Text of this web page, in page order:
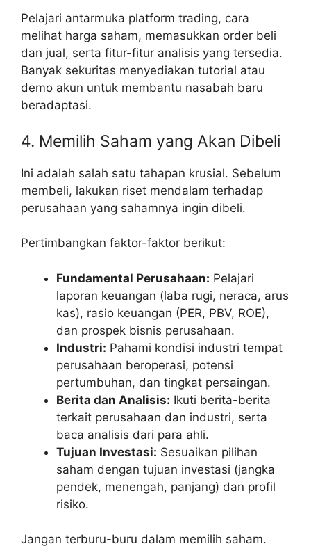
Pelajari antarmuka platform trading, cara
melihat harga saham, memasukkan order beli
dan jual, serta fitur-fitur analisis yang tersedia.
Banyak sekuritas menyediakan tutorial atau
demo akun untuk membantu nasabah baru
beradaptasi.
4. Memilih Saham yang Akan Dibeli
Ini adalah salah satu tahapan krusial. Sebelum
membeli, lakukan riset mendalam terhadap
perusahaan yang sahamnya ingin dibeli.
Pertimbangkan faktor-faktor berikut:
Fundamental Perusahaan: Pelajari
laporan keuangan (laba rugi, neraca, arus
kas), rasio keuangan (PER, PBV, ROE),
dan prospek bisnis perusahaan.
Industri: Pahami kondisi industri tempat
perusahaan beroperasi, potensi
pertumbuhan, dan tingkat persaingan.
Berita dan Analisis: Ikuti berita-berita
terkait perusahaan dan industri, serta
baca analisis dari para ahli.
Tujuan Investasi: Sesuaikan pilihan
saham dengan tujuan investasi (jangka
pendek, menengah, panjang) dan profil
risiko.
Jangan terburu-buru dalam memilih saham.